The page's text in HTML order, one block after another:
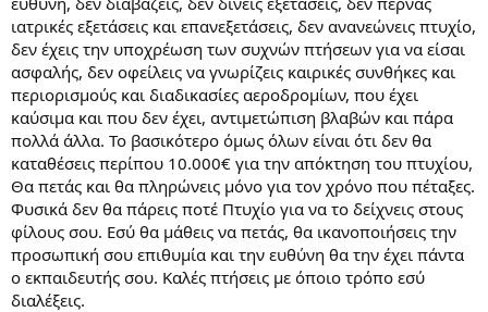
ιατρικές εξετάσεις και επανεξετάσεις, δεν ανανεώνεις πτυχίο,
δεν έχεις την υποχρέωση των συχνών πτήσεων για να είσαι
ασφαλής, δεν οφείλεις να γνωρίζεις καιρικές συνθήκες και
περιορισμούς και διαδικασίες αεροδρομίων, που έχει
καύσιμα και που δεν έχει, αντιμετώπιση βλαβών και πάρα
πολλά άλλα. Το βασικότερο όμως όλων είναι ότι δεν θα
καταθέσεις περίπου 10.000€ για την απόκτηση του πτυχίου,
Θα πετάς και θα πληρώνεις μόνο για τον χρόνο που πέταξες.
Φυσικά δεν θα πάρεις ποτέ Πτυχίο για να το δείχνεις στους
φίλους σου. Εσύ θα μάθεις να πετάς, θα ικανοποιήσεις την
προσωπική σου επιθυμία και την ευθύνη θα την έχει πάντα
ο εκπαιδευτής σου. Καλές πτήσεις με όποιο τρόπο εσύ
διαλέξεις.